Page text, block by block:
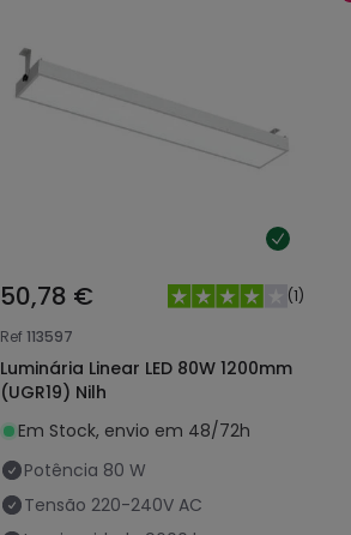
50,78 € (1)
Ref113597
Luminária Linear LED 80W 1200mm
(UGR19) Nilh
Em Stock, envio em 48/72h
Potência 80 W
Tensão 220-240V AC